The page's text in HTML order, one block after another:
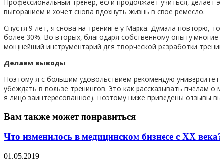
Профессиональный тренер, если продолжает учиться,
выгоранием и хочет снова вдохнуть жизнь в свое ремесло.
Спустя 9 лет, я снова на тренинге у Марка. Думала повторю,
более 30%. Во-вторых, благодаря собственному опыту
мощнейший инструментарий для творческой разработки
Делаем выводы
Поэтому я с большим удовольствием рекомендую
убеждать в пользе тренингов. Это как рассказывать пчелам
я лицо заинтересованное). Поэтому ниже приведены отзывы
Вам также может понравиться
Что изменилось в медицинском бизнесе с XX
01.05.2019